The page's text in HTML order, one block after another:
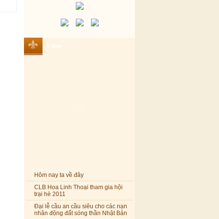
Video
Hôm nay ta về đây
CLB Hoa Linh Thoại tham gia hội
trại hè 2011
Đại lễ cầu an cầu siêu cho các nạn
nhân động đất sóng thần Nhật Bản